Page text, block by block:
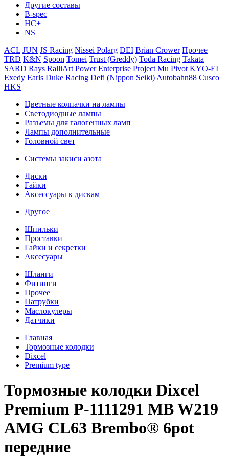
Другие составы
B-spec
HC+
NS
ACL JUN JS Racing Nissei Polarg DEI Brian Crower Прочее
TRD K&N Spoon Tomei Trust (Greddy) Toda Racing Takata
SARD Rays RalliArt Power Enterprise Project Mu Pivot KYO-EI
Exedy Earls Duke Racing Defi (Nippon Seiki) Autobahn88 Cusco
HKS
Цветные колпачки на лампы
Светодиодные лампы
Разъемы для галогенных ламп
Лампы дополнительные
Головной свет
Системы закиси азота
Диски
Гайки
Аксессуары к дискам
Другое
Шпильки
Проставки
Гайки и секретки
Аксесуары
Шланги
Фитинги
Прочее
Патрубки
Маслокулеры
Датчики
Главная
Тормозные колодки
Dixcel
Premium type
Тормозные колодки Dixcel
Premium P-1111291 MB W219
AMG CL63 Brembo® 6pot
передние